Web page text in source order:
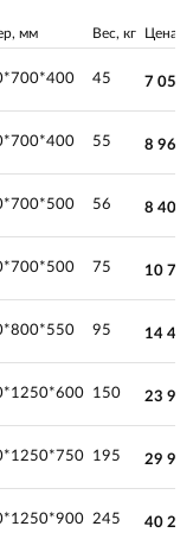
мм Вес, кг Цена
45 7
55 8
56 8
75 10
95 14
150 23
195 29
245 40